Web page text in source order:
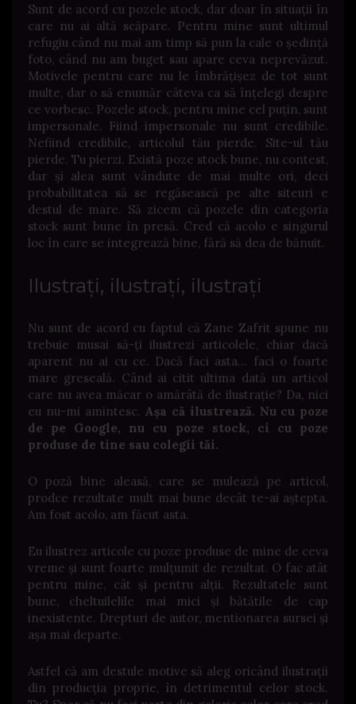
Sunt de acord cu pozele stock, dar doar în situații în
care nu ai altă scăpare. Pentru mine sunt ultimul
refugiu când nu mai am timp să pun la cale o ședință
foto, când nu am buget sau apare ceva neprevăzut.
Motivele pentru care nu le îmbrățișez de tot sunt
multe, dar o să enumăr câteva ca să înțelegi despre
ce vorbesc. Pozele stock, pentru mine cel puțin, sunt
impersonale. Fiind impersonale nu sunt credibile.
Nefiind credibile, articolul tău pierde. Site-ul tău
pierde. Tu pierzi. Există poze stock bune, nu contest,
dar și alea sunt vândute de mai multe ori, deci
probabilitatea să se regăsească pe alte siteuri e
destul de mare. Să zicem că pozele din categoria
stock sunt bune în presă. Cred că acolo e singurul
loc în care se integrează bine, fără să dea de bănuit.
Ilustrați, ilustrați, ilustrați
Nu sunt de acord cu faptul că Zane Zafrit spune nu
trebuie musai să-ți ilustrezi articolele, chiar dacă
aparent nu ai cu ce. Dacă faci asta… faci o foarte
mare greseală. Când ai citit ultima dată un articol
care nu avea măcar o amărâtă de ilustrație? Da, nici
eu nu-mi amintesc. Așa că ilustrează. Nu cu poze
de pe Google, nu cu poze stock, ci cu poze
produse de tine sau colegii tăi.
O poză bine aleasă, care se mulează pe articol,
prodce rezultate mult mai bune decât te-ai aștepta.
Am fost acolo, am făcut asta.
Eu ilustrez articole cu poze produse de mine de ceva
vreme și sunt foarte mulțumit de rezultat. O fac atât
pentru mine, cât și pentru alții. Rezultatele sunt
bune, cheltuilelile mai mici și bătătile de cap
inexistente. Drepturi de autor, mentionarea sursei și
așa mai departe.
Astfel că am destule motive să aleg oricând ilustrații
din producția proprie, în detrimentul celor stock.